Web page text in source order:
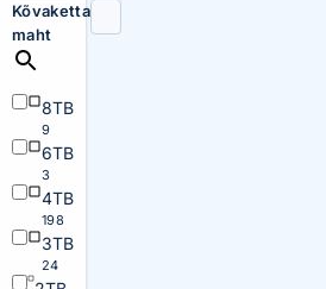
Kõvaketta
maht
8TB
9
6TB
3
4TB
198
3TB
24